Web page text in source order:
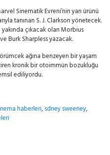
Sinematik Evreni’nin yan ürünü
tanınan S. J. Clarkson yönetecek.
çıkacak olan Morbius
Burk Sharpless yazacak.
ağına benzeyen bir yaşam
kronik bir otoimmün bozukluğu
ediliyordu.
haberleri,sdney sweeney,